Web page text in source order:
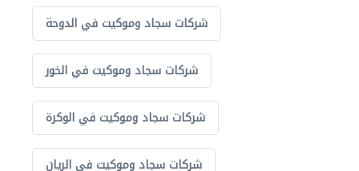
شركات سجاد وموكيت في الدوحة
شركات سجاد وموكيت في الخور
شركات سجاد وموكيت في الوكرة
شركات سجاد وموكيت في الريان